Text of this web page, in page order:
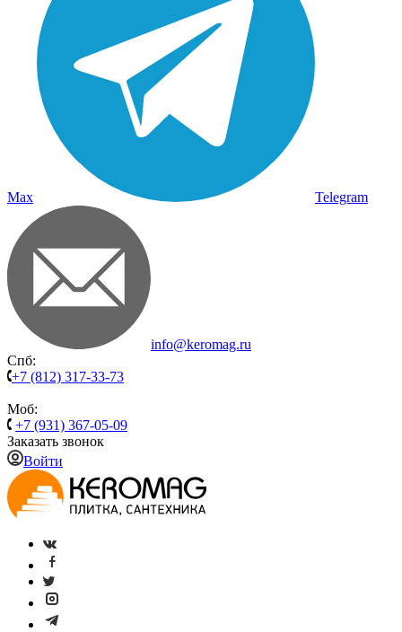
Max Telegram
info@keromag.ru
Спб:
+7 (812) 317-33-73
Моб:
+7 (931) 367-05-09
Заказать звонок
Войти